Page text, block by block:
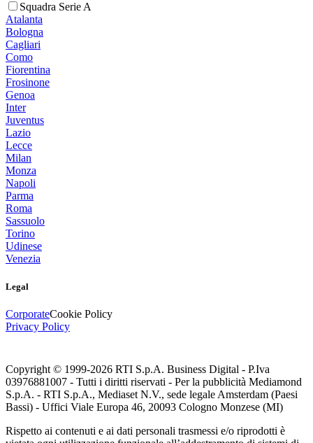
Squadra Serie A
Atalanta
Bologna
Cagliari
Como
Fiorentina
Frosinone
Genoa
Inter
Juventus
Lazio
Lecce
Milan
Monza
Napoli
Parma
Roma
Sassuolo
Torino
Udinese
Venezia
Legal
CorporateCookie Policy
Privacy Policy
Copyright © 1999-2026 RTI S.p.A. Business Digital - P.Iva
03976881007 - Tutti i diritti riservati - Per la pubblicità Mediamond
S.p.A. - RTI S.p.A., Mediaset N.V., sede legale Amsterdam (Paesi
Bassi) - Uffici Viale Europa 46, 20093 Cologno Monzese (MI)
Rispetto ai contenuti e ai dati personali trasmessi e/o riprodotti è